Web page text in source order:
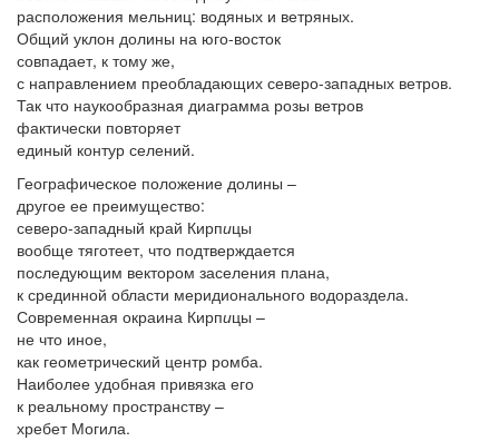
расположения мельниц: водяных и ветряных.
Общий уклон долины на юго-восток
совпадает, к тому же,
с направлением преобладающих северо-западных ветров.
Так что наукообразная диаграмма розы ветров
фактически повторяет
единый контур селений.
Географическое положение долины –
другое ее преимущество:
северо-западный край Кирпицы
вообще тяготеет, что подтверждается
последующим вектором заселения плана,
к срединной области меридионального водораздела.
Современная окраина Кирпицы –
не что иное,
как геометрический центр ромба.
Наиболее удобная привязка его
к реальному пространству –
хребет Могила.